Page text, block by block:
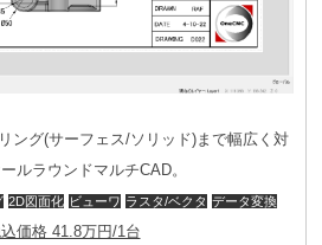
ング(サーフェス/ソリッド)まで幅広く対
ルラウンドマルチCAD。
2D図面化 ビューワ ラスタ/ベクタ データ変換
価格 41.8万円/1台